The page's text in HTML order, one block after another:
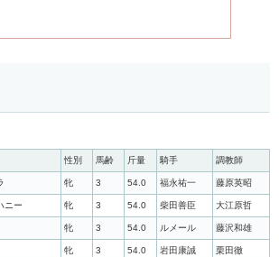
性別 馬齢 斤量 騎手 調教師
牝 3 54.0 福永祐一 藤原英昭
ニー 牝 3 54.0 柴田善臣 大江原哲
牝 3 54.0 ルメール 藤沢和雄
牝 3 54.0 岩田康誠 栗田徹